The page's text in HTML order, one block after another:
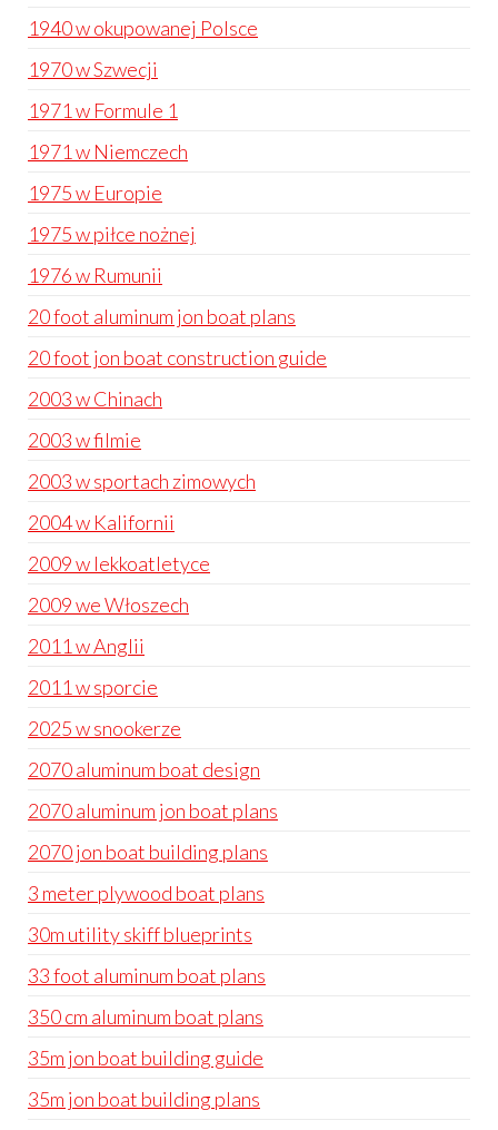
1940 w okupowanej Polsce
1970 w Szwecji
1971 w Formule 1
1971 w Niemczech
1975 w Europie
1975 w piłce nożnej
1976 w Rumunii
20 foot aluminum jon boat plans
20 foot jon boat construction guide
2003 w Chinach
2003 w filmie
2003 w sportach zimowych
2004 w Kalifornii
2009 w lekkoatletyce
2009 we Włoszech
2011 w Anglii
2011 w sporcie
2025 w snookerze
2070 aluminum boat design
2070 aluminum jon boat plans
2070 jon boat building plans
3 meter plywood boat plans
30m utility skiff blueprints
33 foot aluminum boat plans
350 cm aluminum boat plans
35m jon boat building guide
35m jon boat building plans